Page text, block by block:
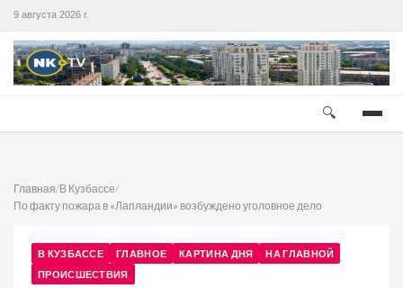
9 августа 2026 г.
🔍
Главная/В Кузбассе/
По факту пожара в «Лапландии» возбуждено уголовное дело
В КУЗБАССЕ ГЛАВНОЕ КАРТИНА ДНЯ
НА ГЛАВНОЙ
ПРОИСШЕСТВИЯ